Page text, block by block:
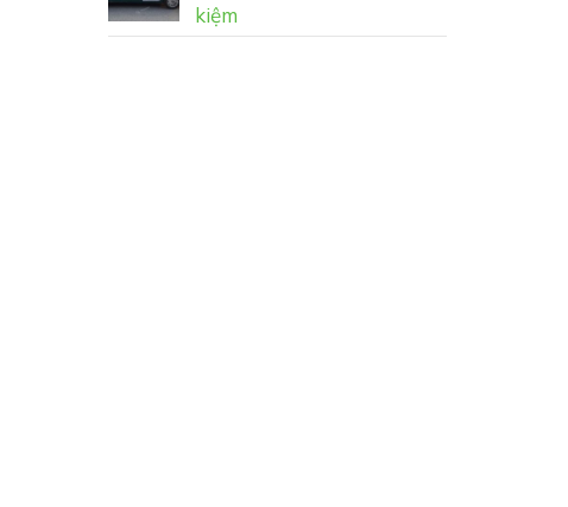
kiệm